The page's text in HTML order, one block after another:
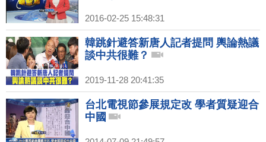
2016-02-25 15:48:31
韓跳針避答新唐人記者提問 輿論熱議
談中共很難？
2019-11-28 20:41:35
台北電視節參展規定改 學者質疑迎合
中國